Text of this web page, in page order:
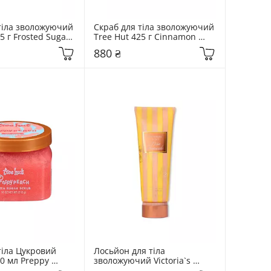
зволожуючий
г Frosted Sugar
Скраб для тіла зволожуючий
Tree Hut 425 г Cinnamon
880 ₴
Цукровий
мл Preppy
Лосьйон для тіла
зволожуючий Victoria`s